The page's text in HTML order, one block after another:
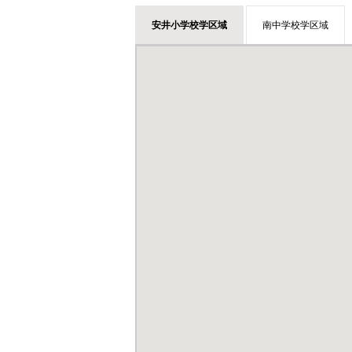
安井小学校学区域 南中学校学区域